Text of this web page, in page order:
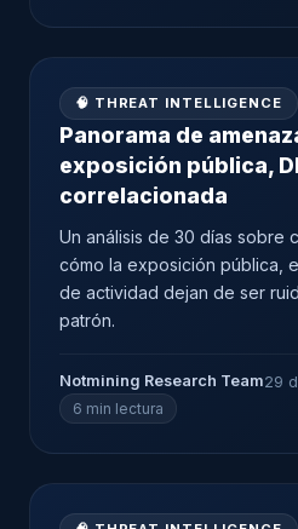
🧠 THREAT INTELLIGENCE
Panorama de
exposición pública,
correlacionada
Un análisis de 30 días sobre
cómo la exposición pública,
de actividad dejan de ser
patrón.
Notmining Research Team29
6 min lectura